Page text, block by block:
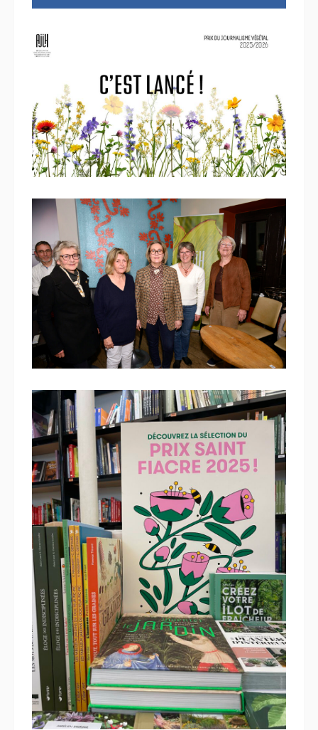
18 décembre 2025
Le Prix du Journalisme
Végétal, c’est parti !
18 décembre 2025
Prix de la Bonne Nouvelle : La
graine millénaire
13 novembre 2025
Le Prix Saint Fiacre… en vitrine
!